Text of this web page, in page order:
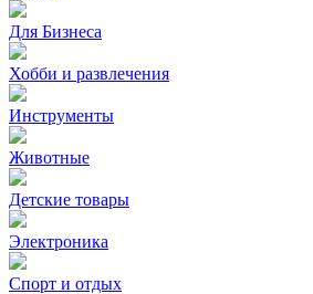
Для Бизнеса
Хобби и развлечения
Инструменты
Животные
Детские товары
Электроника
Спорт и отдых